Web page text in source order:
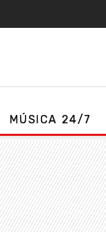
MÚSICA 24/7